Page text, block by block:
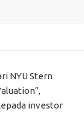
NYU Stern
investor